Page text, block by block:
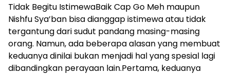
Tidak Begitu IstimewaBaik Cap Go Meh maupun
Nishfu Sya’ban bisa dianggap istimewa atau tidak
tergantung dari sudut pandang masing-masing
orang. Namun, ada beberapa alasan yang membuat
keduanya dinilai bukan menjadi hal yang spesial lagi
dibandingkan perayaan lain.Pertama, keduanya